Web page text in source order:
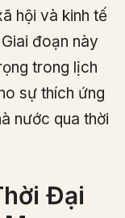
hội và kinh tế
đoạn này
trong lịch
sự thích ứng
nước qua thời
Đại